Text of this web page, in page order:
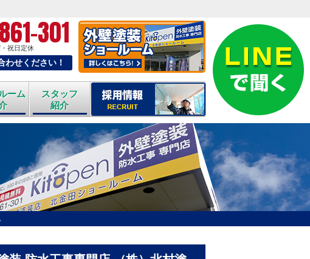
301
祝日定休
わせください！
ーム
スタッフ
紹介